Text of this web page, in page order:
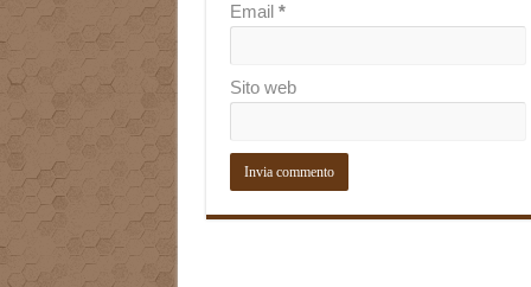
Email *
Sito web